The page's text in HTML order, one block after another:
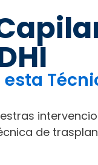
de